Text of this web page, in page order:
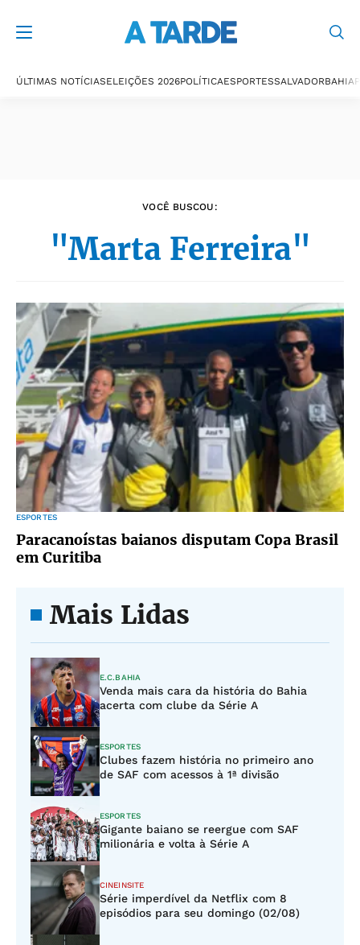
ÚLTIMAS NOTÍCIASELEIÇÕES 2026POLÍTICAESPORTESSALVADORBAHIA
VOCÊ BUSCOU:
"Marta Ferreira"
ESPORTES
Paracanoístas baianos disputam Copa Brasil
em Curitiba
Mais Lidas
E.C.BAHIA
Venda mais cara da história do Bahia
acerta com clube da Série A
ESPORTES
Clubes fazem história no primeiro ano
de SAF com acessos à 1ª divisão
ESPORTES
Gigante baiano se reergue com SAF
milionária e volta à Série A
CINEINSITE
Série imperdível da Netflix com 8
episódios para seu domingo (02/08)